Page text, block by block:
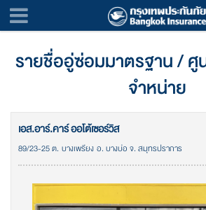
รายชื่ออู่ซ่อมมาตรฐาน /
จำหน่าย
เอส.อาร์.คาร์ ออโต้เซอร์วิส
89/23-25 ต. บางเพรียง อ. บางบ่อ จ. สมุทรปราการ